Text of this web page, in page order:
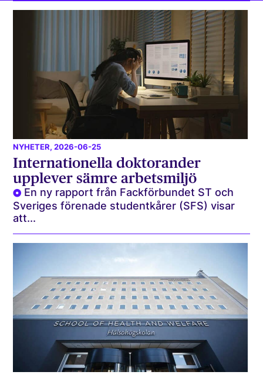
NYHETER, 2026-06-25
Internationella doktorander
upplever sämre arbetsmiljö
En ny rapport från Fackförbundet ST och
Sveriges förenade studentkårer (SFS) visar
att...